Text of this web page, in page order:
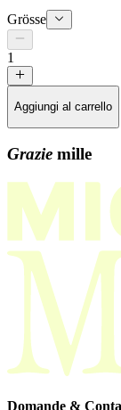
Grösse
1
Aggiungi al carrello
Grazie mille
Domande &